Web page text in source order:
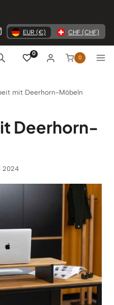
EUR (€) CHF (CHF)
0
0
mit Deerhorn-Möbeln
Deerhorn-
2024